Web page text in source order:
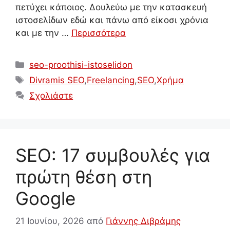
πετύχει κάποιος. Δουλεύω με την κατασκευή
ιστοσελίδων εδώ και πάνω από είκοσι χρόνια
και με την … Περισσότερα
Κατηγορίες
seo-proothisi-istoselidon
Ετικέτες
Divramis SEO,Freelancing,SEO,Χρήμα
Σχολιάστε
SEO: 17 συμβουλές για
πρώτη θέση στη
Google
21 Ιουνίου, 2026 από Γιάννης Διβράμης